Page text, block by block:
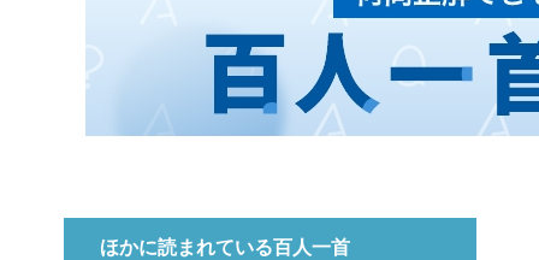
ほかに読まれている百人一首